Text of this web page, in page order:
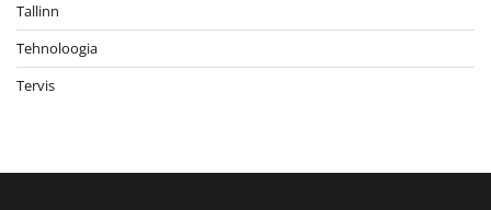
Tallinn
Tehnoloogia
Tervis